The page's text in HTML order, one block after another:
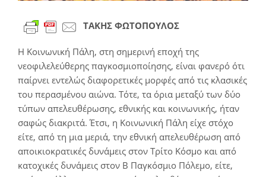
ΤΑΚΗΣ ΦΩΤΟΠΟΥΛΟΣ
Η Κοινωνική Πάλη, στη σημερινή εποχή της
νεοφιλελεύθερης παγκοσμιοποίησης, είναι φανερό ότι
παίρνει εντελώς διαφορετικές μορφές από τις κλασικές
του περασμένου αιώνα. Τότε, τα όρια μεταξύ των δύο
τύπων απελευθέρωσης, εθνικής και κοινωνικής, ήταν
σαφώς διακριτά. Έτσι, η Κοινωνική Πάλη είχε στόχο
είτε, από τη μια μεριά, την εθνική απελευθέρωση από
αποικιοκρατικές δυνάμεις στον Τρίτο Κόσμο και από
κατοχικές δυνάμεις στον Β Παγκόσμιο Πόλεμο, είτε,